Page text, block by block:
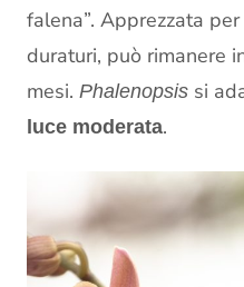
falena”. Apprezzata
duraturi, può rimanere
mesi. Phalenopsis si
luce moderata.